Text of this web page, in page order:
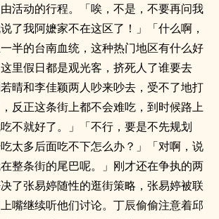
活动的行程。「唉，不是，不要再问我
了我阿嬷家不在这区了！」「什么啊，
半的台南血统，这种热门地区有什么好
里假日都是观光客，挤死人了谁要去
晴和李佳颖两人吵来吵去，受不了地打
反正这条街上都不会难吃，到时候路上
不就好了。」「不行，要是不先规划
太多后面吃不下怎么办？」「对啊，说
整条街的尾巴呢。」刚才还在争执的两
了张易婷随性的逛街策略，张易婷被联
嘴继续听他们讨论。丁辰偷偷注意着邱